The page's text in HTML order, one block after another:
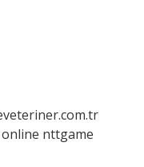
nttgame